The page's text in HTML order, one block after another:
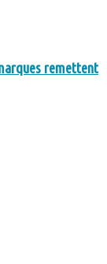
remettent